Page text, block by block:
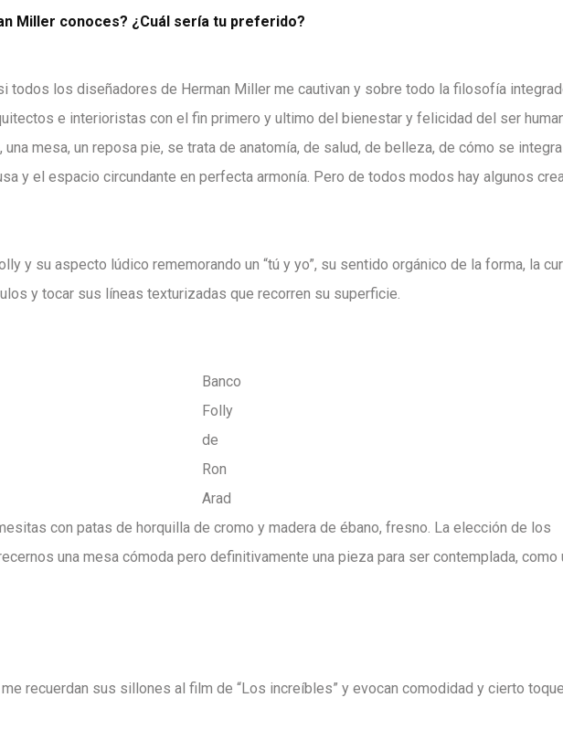
Miller conoces? ¿Cuál sería tu preferido?
todos los diseñadores de Herman Miller me cautivan y sobre todo la filosofía
e interioristas con el fin primero y ultimo del bienestar y felicidad del ser
una mesa, un reposa pie, se trata de anatomía, de salud, de belleza, de cómo se
y el espacio circundante en perfecta armonía. Pero de todos modos hay algunos
y su aspecto lúdico rememorando un “tú y yo”, su sentido orgánico de la forma, la
y tocar sus líneas texturizadas que recorren su superficie.
Banco
Folly
de
Ron
Arad
con patas de horquilla de cromo y madera de ébano, fresno. La elección de los
una mesa cómoda pero definitivamente una pieza para ser contemplada, como
recuerdan sus sillones al film de “Los increíbles” y evocan comodidad y cierto toque